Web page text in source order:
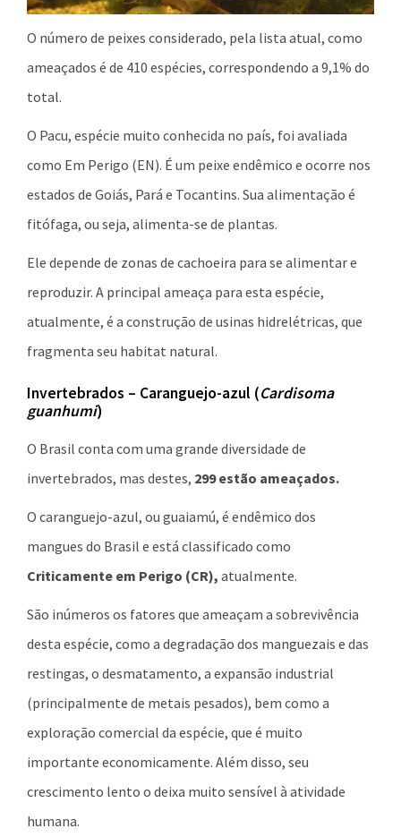
O número de peixes considerado, pela lista atual, como
ameaçados é de 410 espécies, correspondendo a 9,1% do
total.
O Pacu, espécie muito conhecida no país, foi avaliada
como Em Perigo (EN). É um peixe endêmico e ocorre nos
estados de Goiás, Pará e Tocantins. Sua alimentação é
fitófaga, ou seja, alimenta-se de plantas.
Ele depende de zonas de cachoeira para se alimentar e
reproduzir. A principal ameaça para esta espécie,
atualmente, é a construção de usinas hidrelétricas, que
fragmenta seu habitat natural.
Invertebrados – Caranguejo-azul (Cardisoma
guanhumi)
O Brasil conta com uma grande diversidade de
invertebrados, mas destes, 299 estão ameaçados.
O caranguejo-azul, ou guaiamú, é endêmico dos
mangues do Brasil e está classificado como
Criticamente em Perigo (CR), atualmente.
São inúmeros os fatores que ameaçam a sobrevivência
desta espécie, como a degradação dos manguezais e das
restingas, o desmatamento, a expansão industrial
(principalmente de metais pesados), bem como a
exploração comercial da espécie, que é muito
importante economicamente. Além disso, seu
crescimento lento o deixa muito sensível à atividade
humana.